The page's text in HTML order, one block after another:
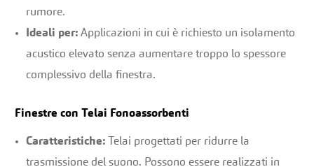
rumore.
Ideali per: Applicazioni in cui è richiesto un isolamento
acustico elevato senza aumentare troppo lo spessore
complessivo della finestra.
Finestre con Telai Fonoassorbenti
Caratteristiche: Telai progettati per ridurre la
trasmissione del suono. Possono essere realizzati in